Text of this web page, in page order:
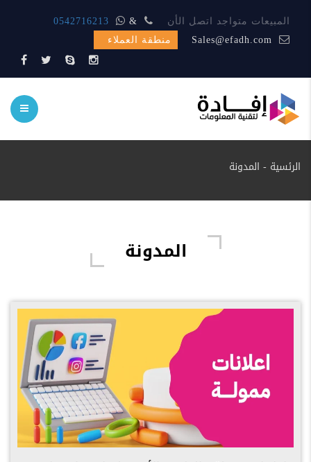
المبيعات متواجد اتصل الأن &
0542716213
منطقة العملاء
الرئسية - المدونة
المدونة